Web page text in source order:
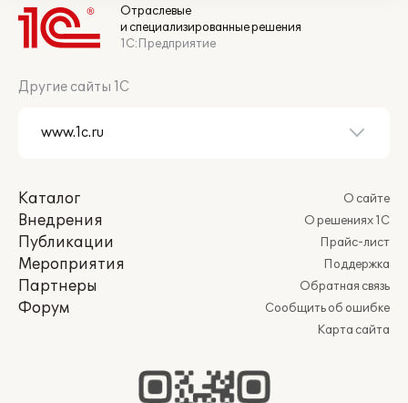
Отраслевые
и специализированные решения
1С:Предприятие
Другие сайты 1С
Каталог
Внедрения
Публикации
Мероприятия
Партнеры
Форум
О сайте
О решениях 1С
Прайс-лист
Поддержка
Обратная связь
Сообщить об ошибке
Карта сайта